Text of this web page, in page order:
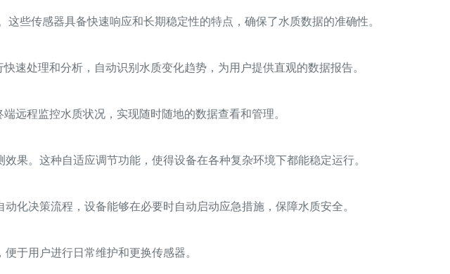
些传感器具备快速响应和长期稳定性的特点，确保了水质数据的准确性。
速处理和分析，自动识别水质变化趋势，为用户提供直观的数据报告。
远程监控水质状况，实现随时随地的数据查看和管理。
果。这种自适应调节功能，使得设备在各种复杂环境下都能稳定运行。
化决策流程，设备能够在必要时自动启动应急措施，保障水质安全。
于用户进行日常维护和更换传感器。